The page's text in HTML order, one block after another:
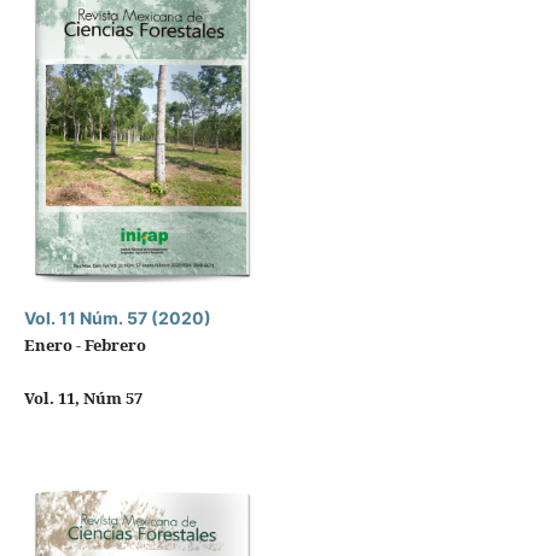
Vol. 11 Núm. 57 (2020)
Enero - Febrero
Vol. 11, Núm 57